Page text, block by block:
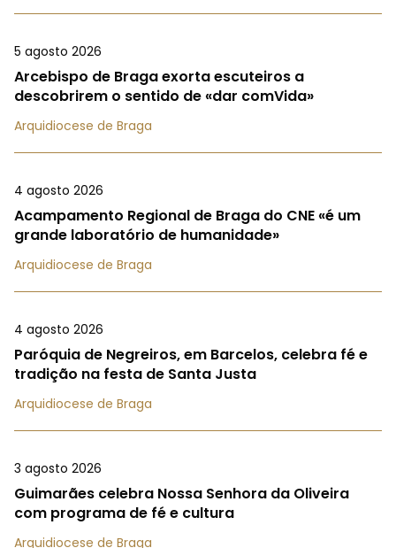
5 agosto 2026
Arcebispo de Braga exorta escuteiros a
descobrirem o sentido de «dar comVida»
Arquidiocese de Braga
4 agosto 2026
Acampamento Regional de Braga do CNE «é um
grande laboratório de humanidade»
Arquidiocese de Braga
4 agosto 2026
Paróquia de Negreiros, em Barcelos, celebra fé e
tradição na festa de Santa Justa
Arquidiocese de Braga
3 agosto 2026
Guimarães celebra Nossa Senhora da Oliveira
com programa de fé e cultura
Arquidiocese de Braga